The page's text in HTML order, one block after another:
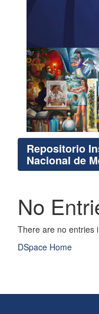
Repositorio
Nacional de
No
There are no entries
DSpace Home